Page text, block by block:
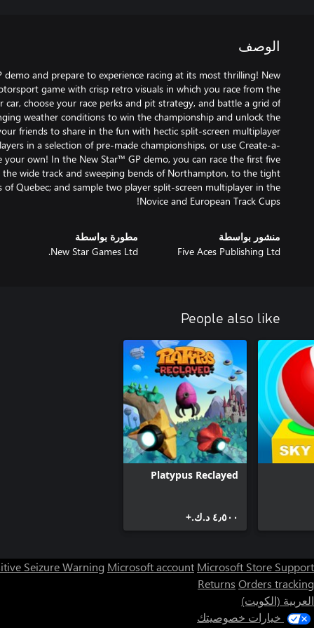
الوصف
and prepare to experience racing at its most thrilling! New
game with crisp retro visuals in which you race from the
choose your race perks and pit strategy, and battle a grid of
weather conditions to win the championship and unlock the
friends to share in the fun with hectic split-screen multiplayer
in a selection of pre-made championships, or use Create-a-
own! In the New Star™ GP demo, you can race the first five
wide track and sweeping bends of Northampton, to the tight
Quebec; and sample two player split-screen multiplayer in the
Novice and European Track Cups!
منشور بواسطة
Five Aces Publishing Ltd
مطورة بواسطة
New Star Games Ltd.
People also like
Platypus Reclayed
٤٫٥٠٠ د.ك.‏+
Seizure Warning Microsoft account Microsoft Store Support
Returns Orders tracking
العربية (الكويت)
خيارات خصوصيتك